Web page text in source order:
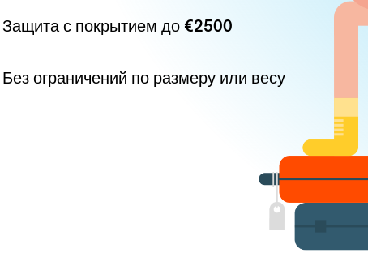
Защита с покрытием до €2500
Без ограничений по размеру или весу